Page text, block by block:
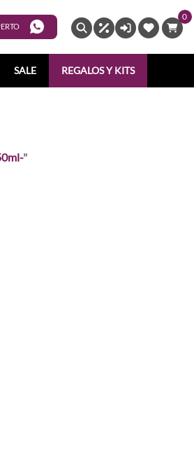
0
SALE REGALOS Y KITS
"